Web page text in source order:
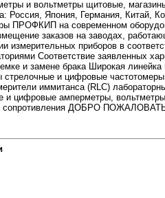
и вольтметры щитовые,
Россия, Япония, Германия, Китай,
ПРОФКИП на современном
заказов на заводах,
измерительных приборов в
Соответствие заявленных
и замене брака Широкая
и цифровые
иммитанса (RLC)
и цифровые амперметры,
сопротивления ДОБРО